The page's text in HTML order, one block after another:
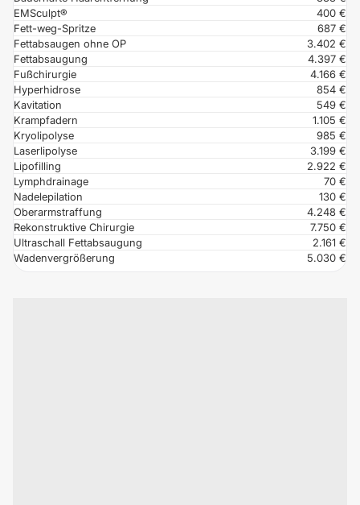
EMSculpt®
400 €
Fett-weg-Spritze
687 €
Fettabsaugen ohne OP
3.402 €
Fettabsaugung
4.397 €
Fußchirurgie
4.166 €
Hyperhidrose
854 €
Kavitation
549 €
Krampfadern
1.105 €
Kryolipolyse
985 €
Laserlipolyse
3.199 €
Lipofilling
2.922 €
Lymphdrainage
70 €
Nadelepilation
130 €
Oberarmstraffung
4.248 €
Rekonstruktive Chirurgie
7.750 €
Ultraschall Fettabsaugung
2.161 €
Wadenvergrößerung
5.030 €